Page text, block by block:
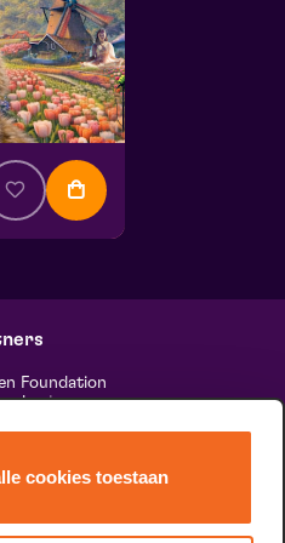
cookies toestaan
Foundation
|
Unica